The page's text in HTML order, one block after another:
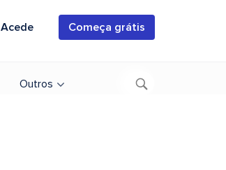
Acede Começa grátis
Outros